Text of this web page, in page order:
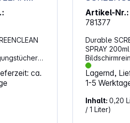
für ca.
SPRAY
Artikel-Nr.:
781377
Durable
SPRAY 200ml
(582300).
Bildschirme
Tablets,
und
Lagernd,
1-5
Inhalt:0,20
/ 1 Liter)